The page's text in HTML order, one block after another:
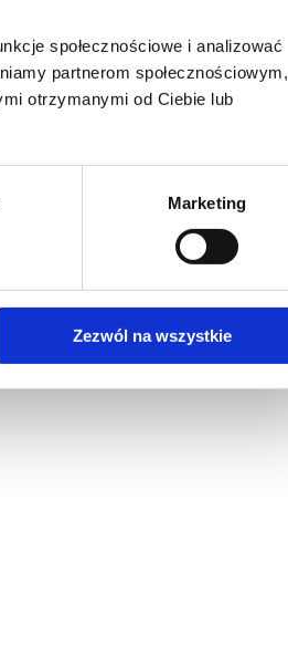
społecznościowe i analizować
partnerom społecznościowym,
otrzymanymi od Ciebie lub
Marketing
Zezwól na wszystkie